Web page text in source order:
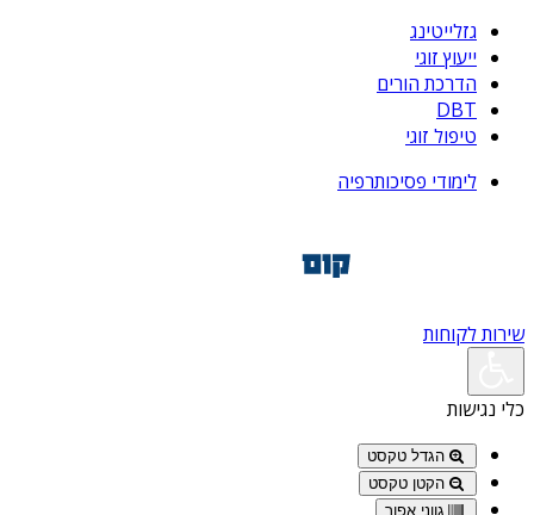
גזלייטינג
ייעוץ זוגי
הדרכת הורים
DBT
טיפול זוגי
לימודי פסיכותרפיה
שירות לקוחות
כלי נגישות
הגדל טקסט
הקטן טקסט
גווני אפור